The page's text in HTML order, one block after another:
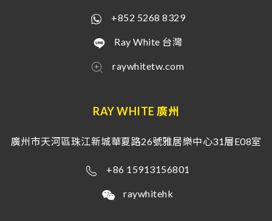
+852 5268 8329
Ray White 台灣
raywhitetw.com
RAY WHITE 廣州
廣州市天河區珠江新城華夏路26號雅居樂中心31層E08室
+86 15913156801
raywhitehk